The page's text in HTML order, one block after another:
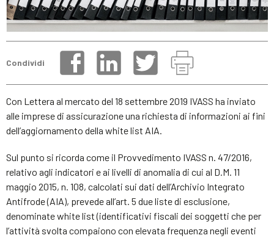
Condividi
Con Lettera al mercato del 18 settembre 2019 IVASS ha inviato
alle imprese di assicurazione una richiesta di informazioni ai fini
dell’aggiornamento della white list AIA.
Sul punto si ricorda come il Provvedimento IVASS n. 47/2016,
relativo agli indicatori e ai livelli di anomalia di cui al D.M. 11
maggio 2015, n. 108, calcolati sui dati dell’Archivio Integrato
Antifrode (AIA), prevede all’art. 5 due liste di esclusione,
denominate white list (identificativi fiscali dei soggetti che per
l’attività svolta compaiono con elevata frequenza negli eventi